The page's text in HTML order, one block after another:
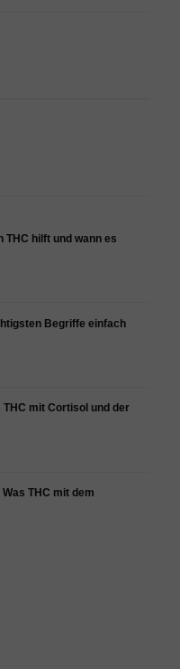
THC hilft und wann es
Begriffe einfach
mit Cortisol und der
THC mit dem